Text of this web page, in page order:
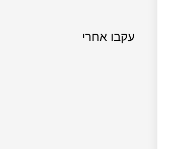
עקבו אחרי